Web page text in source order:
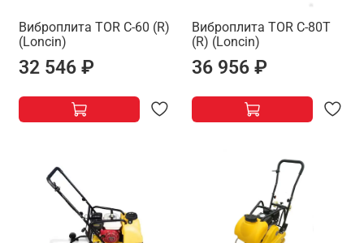
Виброплита TOR C-60 (R)
(Loncin)
32 546 ₽
Виброплита TOR C-80T
(R) (Loncin)
36 956 ₽